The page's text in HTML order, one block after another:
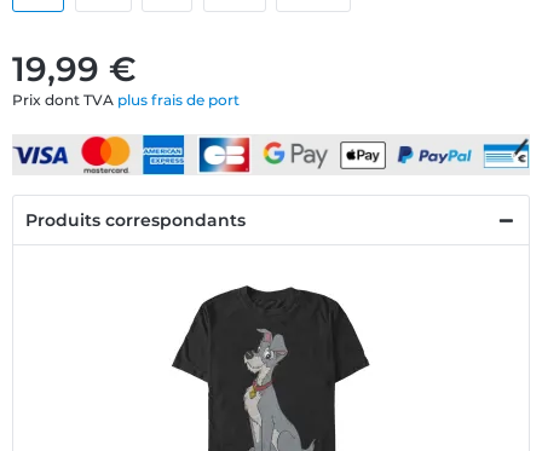
19,99 €
Prix dont TVA plus frais de port
Produits correspondants